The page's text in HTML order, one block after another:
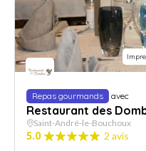
Repas gourmands avec
Restaurant des
Saint-André-le-Bouchoux
5.0 2 avis